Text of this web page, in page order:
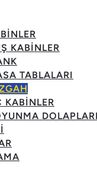
KABINLER
TABLALARI
KABINLER